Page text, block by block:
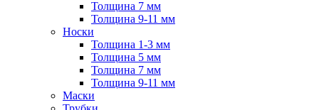
Толщина 7 мм
Толщина 9-11 мм
Носки
Толщина 1-3 мм
Толщина 5 мм
Толщина 7 мм
Толщина 9-11 мм
Маски